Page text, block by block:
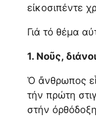
εἰκοσιπέντε
Γιά τό θέμα
1. Νοῦς,
Ὁ ἄνθρωπος
τήν πρώτη
στήν